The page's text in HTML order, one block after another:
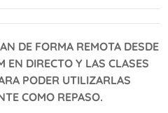
DE FORMA REMOTA DESDE
EN DIRECTO Y LAS CLASES
PODER UTILIZARLAS
COMO REPASO.